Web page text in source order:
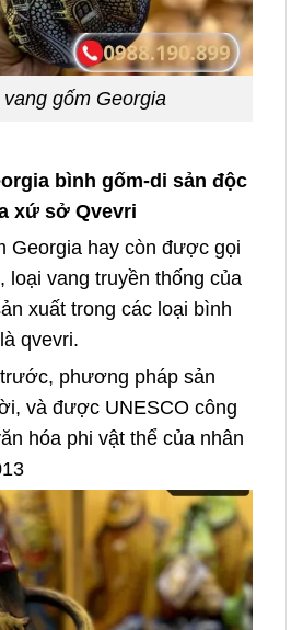
gốm Georgia
bình gốm-di sản độc
xứ sở Qvevri
Georgia hay còn được gọi
loại vang truyền thống của
xuất trong các loại bình
qvevri.
phương pháp sản
và được UNESCO công
hóa phi vật thể của nhân